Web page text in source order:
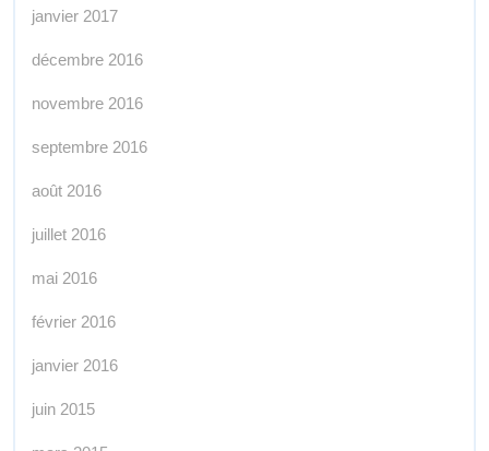
janvier 2017
décembre 2016
novembre 2016
septembre 2016
août 2016
juillet 2016
mai 2016
février 2016
janvier 2016
juin 2015